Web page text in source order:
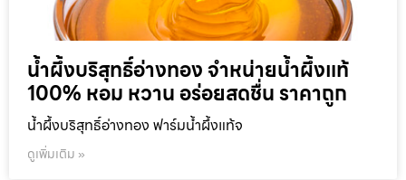
น้ำผึ้งบริสุทธิ์อ่างทอง จำหน่ายน้ำผึ้งแท้
100% หอม หวาน อร่อยสดชื่น ราคาถูก
น้ำผึ้งบริสุทธิ์อ่างทอง ฟาร์มน้ำผึ้งแท้จ
ดูเพิ่มเติม »